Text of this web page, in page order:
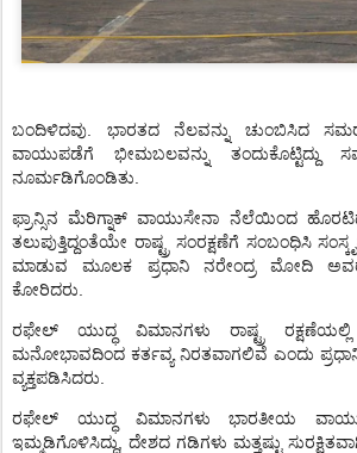
ಬಂದಿಳಿದವು
ಭಾರತದ ನೆಲವನ್ನು ಚುಂಬಿಸಿದ
ವಾಯುಪಡೆಗೆ
ಭೀಮಬಲವನ್ನು ತಂದುಕೊಟ್ಟಿದ್ದು
ನೂರ್ಮಡಿಗೊಂಡಿತು.
ಫ್ರಾನ್ಸಿನ ಮೆರಿಗ್ನಾಕ್ ವಾಯುಸೇನಾ ನೆಲೆಯಿಂದ
ತಲುಪುತ್ತಿದ್ದಂತೆಯೇ ರಾಷ್ಟ್ರ ಸಂರಕ್ಷಣೆಗೆ ಸಂಬಂಧಿಸಿ
ಮಾಡುವ
ಮೂಲಕ ಪ್ರಧಾನಿ ನರೇಂದ್ರ ಮೋದಿ
ಕೋರಿದರು
ರಫೇಲ್ ಯುದ್ಧ ವಿಮಾನಗಳು ರಾಷ್ಟ್ರ ರಕ್ಷಣೆಯಲ್ಲಿ
ಮನೋಭಾವದಿಂದ ಕರ್ತವ್ಯ ನಿರತವಾಗಲಿವೆ ಎಂದು
ವ್ಯಕ್ತಪಡಿಸಿದರು
ರಫೇಲ್ ಯುದ್ಧ ವಿಮಾನಗಳು ಭಾರತೀಯ
ಇಮ್ಮಡಿಗೊಳಿಸಿದ್ದು
ದೇಶದ ಗಡಿಗಳು ಮತ್ತಷ್ಟು